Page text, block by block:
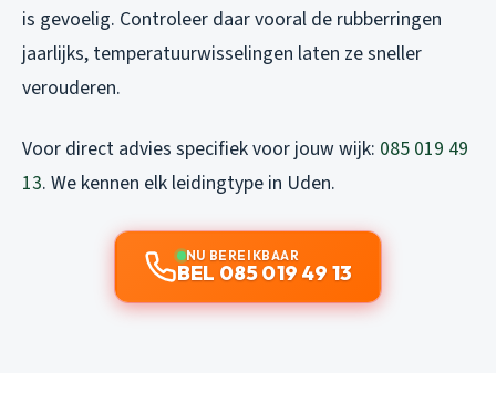
is gevoelig. Controleer daar vooral de rubberringen
jaarlijks, temperatuurwisselingen laten ze sneller
verouderen.
Voor direct advies specifiek voor jouw wijk: 085 019 49
13. We kennen elk leidingtype in Uden.
NU BEREIKBAAR
BEL 085 019 49 13